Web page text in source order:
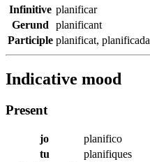
Infinitive planificar
Gerund
planificant
Participle planificat, planificada
Indicative mood
Present
jo
planifico
tu
planifiques